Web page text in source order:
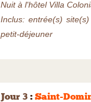
Nuit à l'hôtel Villa
Inclus: entrée(s)
petit-déjeuner
Jour 3: Saint-